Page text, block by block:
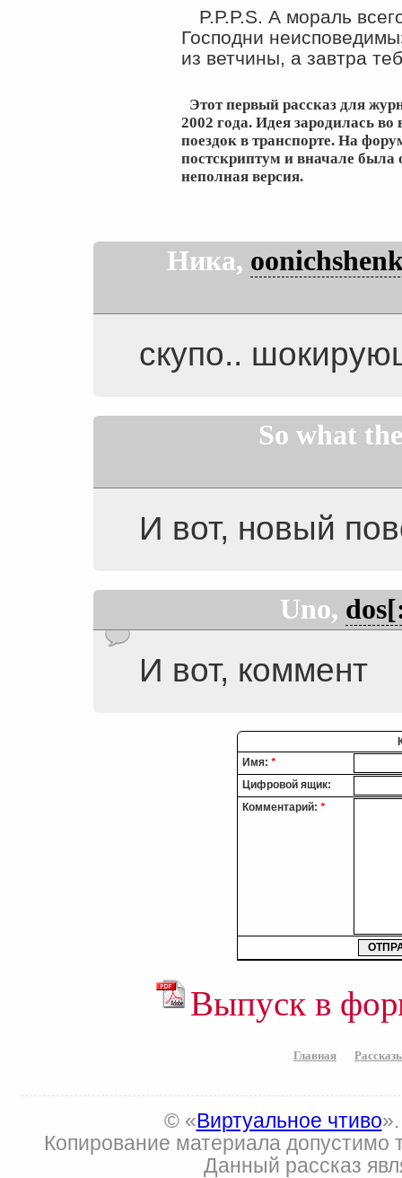
P.P.P.S. А мораль
Господни
из ветчины, а завтра
Этот первый рассказ для
2002 года. Идея зародилась
поездок в транспорте. На
постскриптум и вначале
неполная версия.
Ника,
скупо..
So what
И вот, новый
Uno,
И вот, коммент
Имя: *
Цифровой ящик:
Комментарий: *
Выпуск в
Главная
© «Виртуальное чтиво
Копирование материала допустимо
Данный рассказ